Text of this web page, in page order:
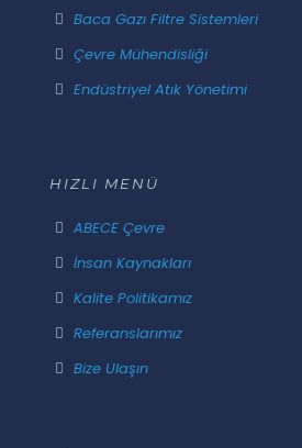
Baca Gazı Filtre Sistemleri
Çevre Mühendisliği
Endüstriyel Atık Yönetimi
HIZLI MENÜ
ABECE Çevre
İnsan Kaynakları
Kalite Politikamız
Referanslarımız
Bize Ulaşın